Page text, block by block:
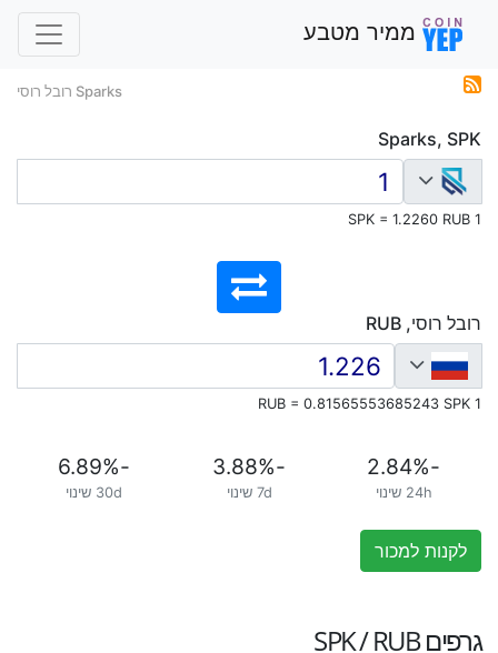
ממיר מטבע
Sparks רובל רוסי
Sparks, SPK
1 SPK = 1.2260 RUB
רובל רוסי, RUB
1 RUB = 0.81565553685243 SPK
-2.84
%
24h שינוי
-3.88
%
7d שינוי
-6.89
%
30d שינוי
לקנות למכור
גרפיםSPK / RUB